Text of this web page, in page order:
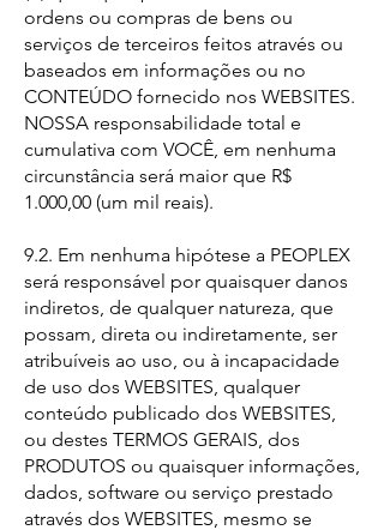
ordens ou compras de bens ou
serviços de terceiros feitos através ou
baseados em informações ou no
CONTEÚDO fornecido nos WEBSITES.
NOSSA responsabilidade total e
cumulativa com VOCÊ, em nenhuma
circunstância será maior que R$
1.000,00 (um mil reais).
9.2. Em nenhuma hipótese a PEOPLEX
será responsável por quaisquer danos
indiretos, de qualquer natureza, que
possam, direta ou indiretamente, ser
atribuíveis ao uso, ou à incapacidade
de uso dos WEBSITES, qualquer
conteúdo publicado dos WEBSITES,
ou destes TERMOS GERAIS, dos
PRODUTOS ou quaisquer informações,
dados, software ou serviço prestado
através dos WEBSITES, mesmo se